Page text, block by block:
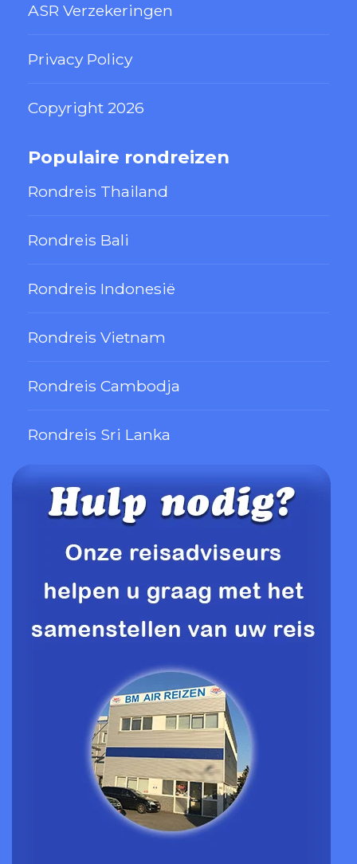
ASR Verzekeringen
Privacy Policy
Copyright 2026
Populaire rondreizen
Rondreis Thailand
Rondreis Bali
Rondreis Indonesië
Rondreis Vietnam
Rondreis Cambodja
Rondreis Sri Lanka